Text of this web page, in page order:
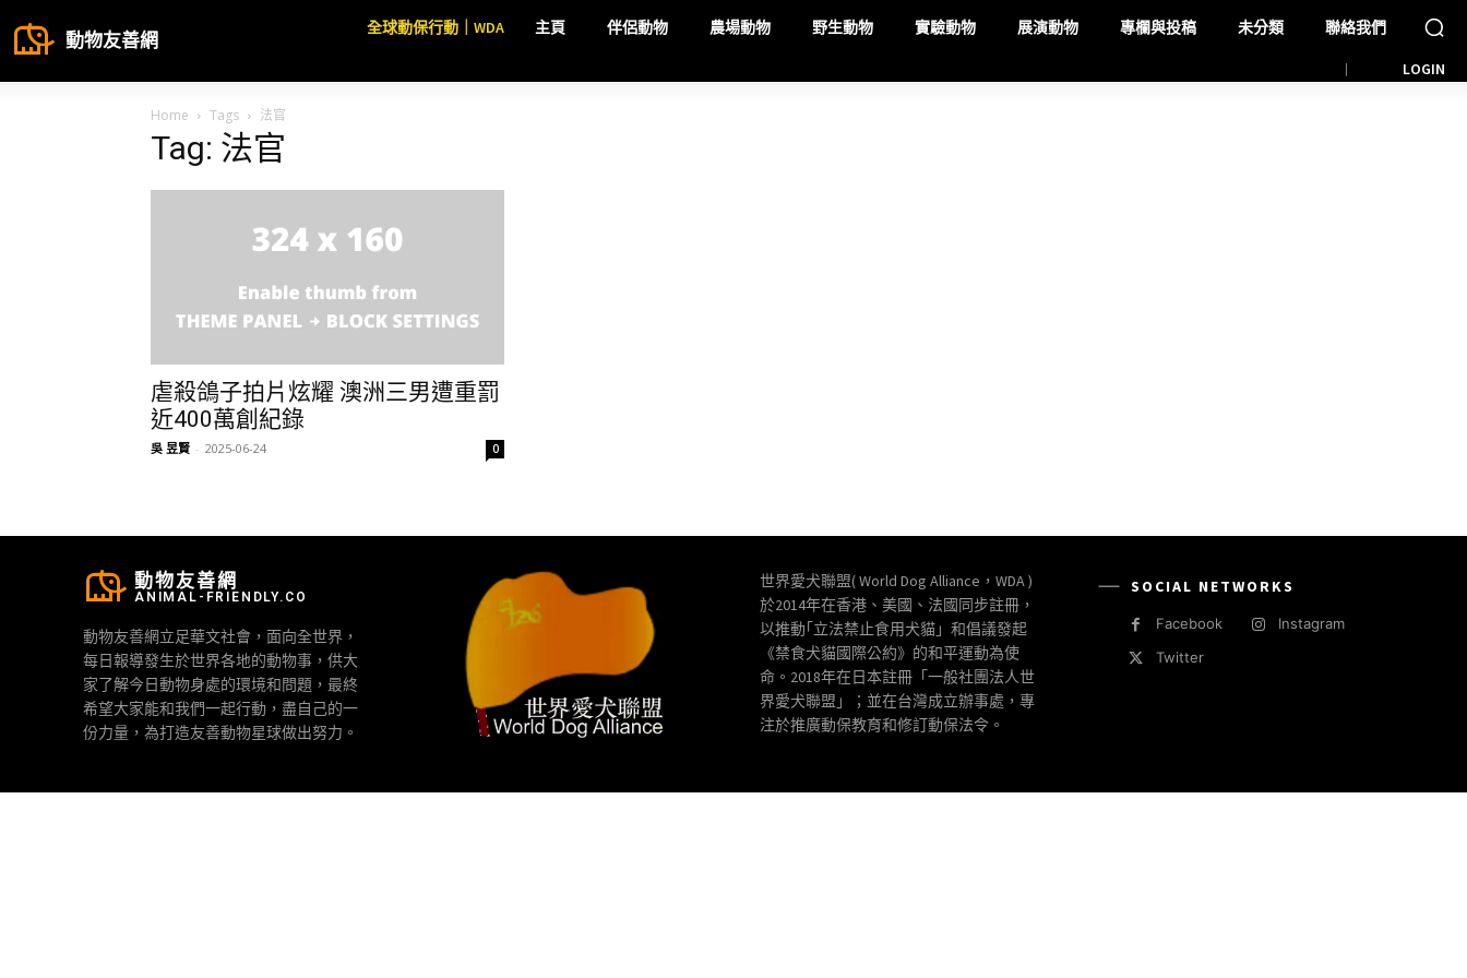
動物友善網
全球動保行動｜WDA 主頁 伴侶動物 農場動物 野生動物 實驗動物 展演動物 專欄與投稿 未分類 聯絡我們
LOGIN
Home Tags 法官
Tag: 法官
虐殺鴿子拍片炫耀 澳洲三男遭重罰
近400萬創紀錄
吳 昱賢 - 2025-06-24 0
動物友善網
ANIMAL-FRIENDLY.CO
動物友善網立足華文社會，面向全世界，
每日報導發生於世界各地的動物事，供大
家了解今日動物身處的環境和問題，最終
希望大家能和我們一起行動，盡自己的一
份力量，為打造友善動物星球做出努力。
世界愛犬聯盟( World Dog Alliance，WDA )
於2014年在香港、美國、法國同步註冊，
以推動｢立法禁止食用犬貓」和倡議發起
《禁食犬貓國際公約》的和平運動為使
命。2018年在日本註冊「一般社團法人世
界愛犬聯盟」；並在台灣成立辦事處，專
注於推廣動保教育和修訂動保法令。
SOCIAL NETWORKS
Facebook
Instagram
Twitter